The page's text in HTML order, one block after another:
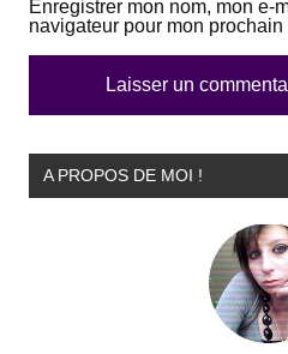
Enregistrer mon nom, mon e-
navigateur pour mon prochain
A PROPOS DE MOI !